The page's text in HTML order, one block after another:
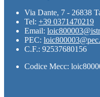
Via Dante, 7 - 26838
Tel: +39 0371470219
Email:
PEC:
C.F.: 92537680156
Codice Mecc: